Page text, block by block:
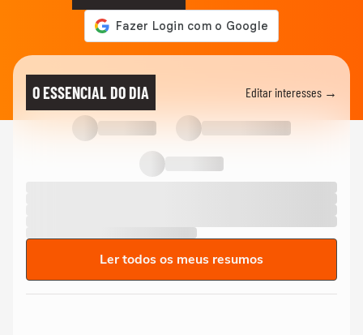
O ESSENCIAL DO DIA Editar interesses →
Ler todos os meus resumos